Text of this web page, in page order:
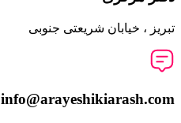
تبریز ، خیابان شریعتی جنوبی
info@arayeshikiarash.com